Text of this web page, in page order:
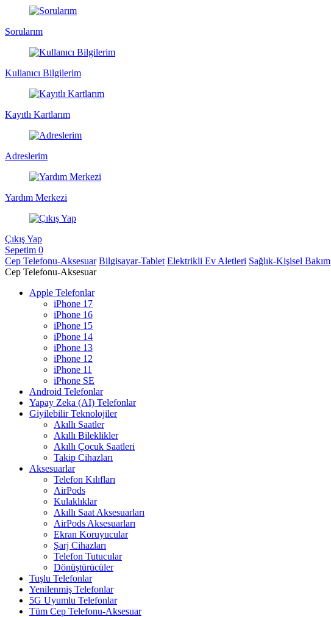
Sorularım
Kullanıcı Bilgilerim
Kayıtlı Kartlarım
Adreslerim
Yardım Merkezi
Çıkış Yap
Sepetim 0
Cep Telefonu-Aksesuar Bilgisayar-Tablet Elektrikli Ev Aletleri Sağlık-Kişisel Bakım
Cep Telefonu-Aksesuar
Apple Telefonlar
iPhone 17
iPhone 16
iPhone 15
iPhone 14
iPhone 13
iPhone 12
iPhone 11
iPhone SE
Android Telefonlar
Yapay Zeka (AI) Telefonlar
Giyilebilir Teknolojiler
Akıllı Saatler
Akıllı Bileklikler
Akıllı Çocuk Saatleri
Takip Cihazları
Aksesuarlar
Telefon Kılıfları
AirPods
Kulaklıklar
Akıllı Saat Aksesuarları
AirPods Aksesuarları
Ekran Koruyucular
Şarj Cihazları
Telefon Tutucular
Dönüştürücüler
Tuşlu Telefonlar
Yenilenmiş Telefonlar
5G Uyumlu Telefonlar
Tüm Cep Telefonu-Aksesuar